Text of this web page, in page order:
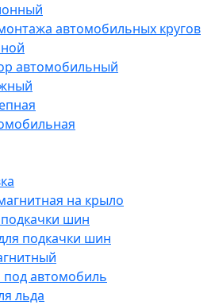
автомобильных кругов
автомобильный
на крыло
шин
подкачки шин
под автомобиль
льда